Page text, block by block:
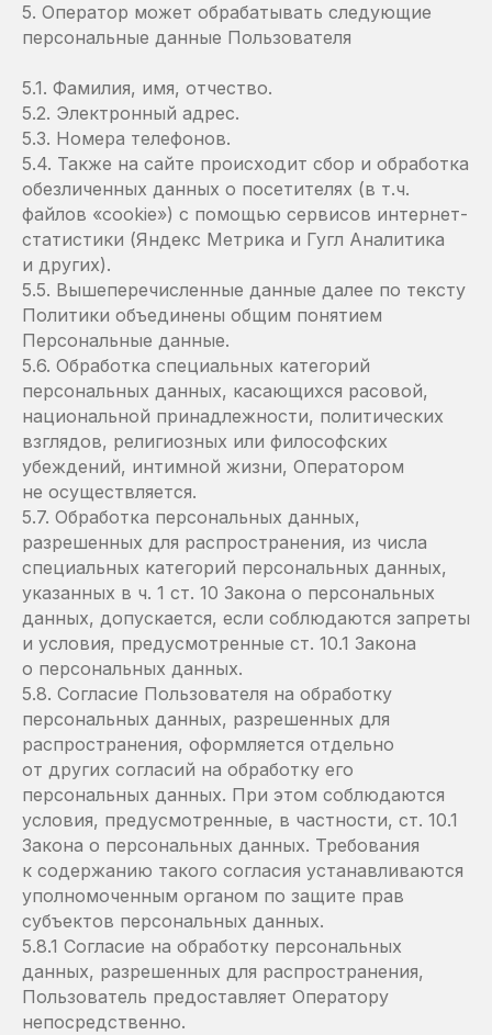
5. Оператор может обрабатывать следующие
персональные данные Пользователя
5.1. Фамилия, имя, отчество.
5.2. Электронный адрес.
5.3. Номера телефонов.
5.4. Также на сайте происходит сбор и обработка
обезличенных данных о посетителях (в т.ч.
файлов «cookie») с помощью сервисов интернет-
статистики (Яндекс Метрика и Гугл Аналитика
и других).
5.5. Вышеперечисленные данные далее по тексту
Политики объединены общим понятием
Персональные данные.
5.6. Обработка специальных категорий
персональных данных, касающихся расовой,
национальной принадлежности, политических
взглядов, религиозных или философских
убеждений, интимной жизни, Оператором
не осуществляется.
5.7. Обработка персональных данных,
разрешенных для распространения, из числа
специальных категорий персональных данных,
указанных в ч. 1 ст. 10 Закона о персональных
данных, допускается, если соблюдаются запреты
и условия, предусмотренные ст. 10.1 Закона
о персональных данных.
5.8. Согласие Пользователя на обработку
персональных данных, разрешенных для
распространения, оформляется отдельно
от других согласий на обработку его
персональных данных. При этом соблюдаются
условия, предусмотренные, в частности, ст. 10.1
Закона о персональных данных. Требования
к содержанию такого согласия устанавливаются
уполномоченным органом по защите прав
субъектов персональных данных.
5.8.1 Согласие на обработку персональных
данных, разрешенных для распространения,
Пользователь предоставляет Оператору
непосредственно.